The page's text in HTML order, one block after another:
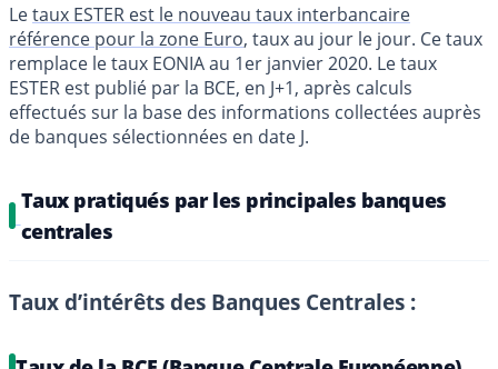
Letaux ESTER est le nouveau taux interbancaire
référence pour la zone Euro, taux au jour le jour. Ce taux
remplace le taux EONIA au 1er janvier 2020. Le taux
ESTER est publié par la BCE, en J+1, après calculs
effectués sur la base des informations collectées auprès
de banques sélectionnées en date J.
Taux pratiqués par les principales banques
centrales
Taux d’intérêts des Banques Centrales :